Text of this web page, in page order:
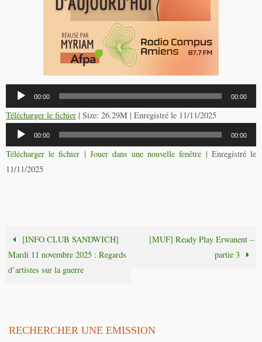
Lecteur
audio
00:00 00:00
Télécharger le fichier | Size: 26.29M | Enregistré le 11/11/2025
Lecteur
audio
00:00 00:00
Télécharger le fichier | Jouer dans une nouvelle fenêtre | Enregistré le
11/11/2025
[INFO CLUB SANDWICH]
Mardi 11 novembre 2025 : Regards
d’artistes sur la guerre
[MUF] Ready Play Erwanent –
partie 3
RECHERCHER UNE EMISSION